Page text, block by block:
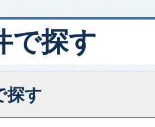
で探す
探す